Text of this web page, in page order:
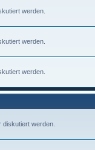
werden.
werden.
werden.
werden.